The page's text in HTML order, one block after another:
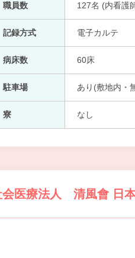
職員数 127名 (内看護
記録方式 電子カルテ
病床数 60床
駐車場 あり(敷地内・
寮 なし
会医療法人 清風會 日